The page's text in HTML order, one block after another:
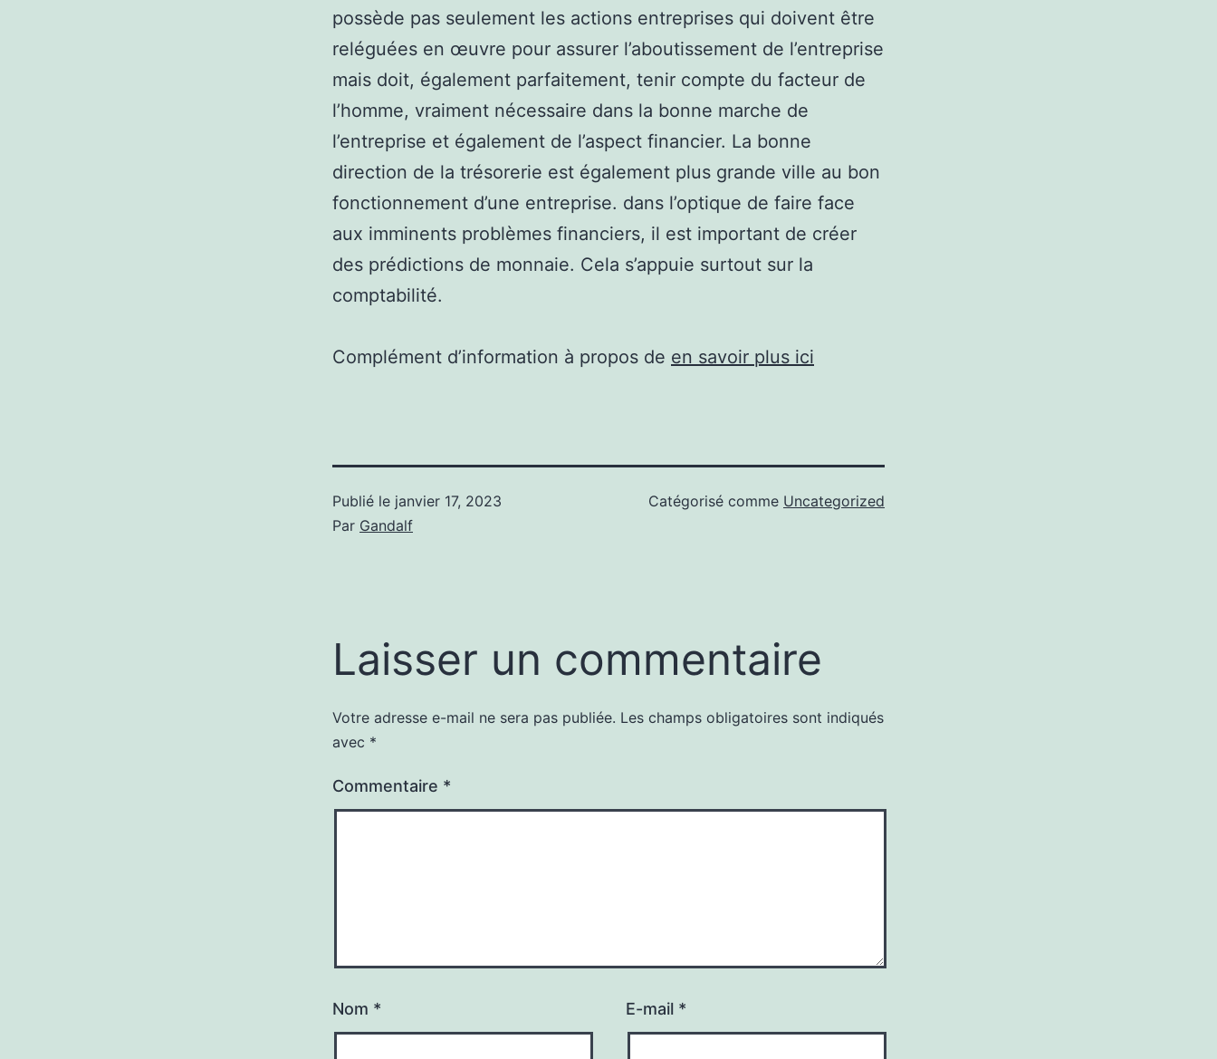
possède pas seulement les actions entreprises qui doivent être
reléguées en œuvre pour assurer l’aboutissement de l’entreprise
mais doit, également parfaitement, tenir compte du facteur de
l’homme, vraiment nécessaire dans la bonne marche de
l’entreprise et également de l’aspect financier. La bonne
direction de la trésorerie est également plus grande ville au bon
fonctionnement d’une entreprise. dans l’optique de faire face
aux imminents problèmes financiers, il est important de créer
des prédictions de monnaie. Cela s’appuie surtout sur la
comptabilité.
Complément d’information à propos de en savoir plus ici
Publié le janvier 17, 2023
Par Gandalf
Catégorisé comme Uncategorized
Laisser un commentaire
Votre adresse e-mail ne sera pas publiée. Les champs obligatoires sont indiqués
avec *
Commentaire *
Nom * E-mail *